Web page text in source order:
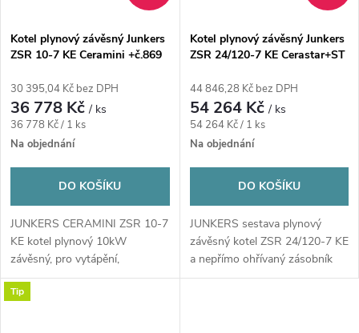
Kotel plynový závěsný Junkers
ZSR 10-7 KE Ceramini +č.869
30 395,04 Kč bez DPH
36 778 Kč/ ks
Měrná
cena:
36 778 Kč / 1 ks
Na objednání
DO KOŠÍKU
JUNKERS CERAMINI ZSR 10-7
KE kotel plynový 10kW
závěsný, pro vytápění,
7738501929
Kotel plynový závěsný Junkers
ZSR 24/120-7 KE Cerastar+ST
850x440x380 mm
44 846,28 Kč bez DPH
54 264 Kč/ ks
Měrná
cena:
54 264 Kč / 1 ks
Na objednání
DO KOŠÍKU
JUNKERS sestava plynový
závěsný kotel ZSR 24/120-7 KE
a nepřímo ohřívaný zásobník
ST120-5Z,...
Tip